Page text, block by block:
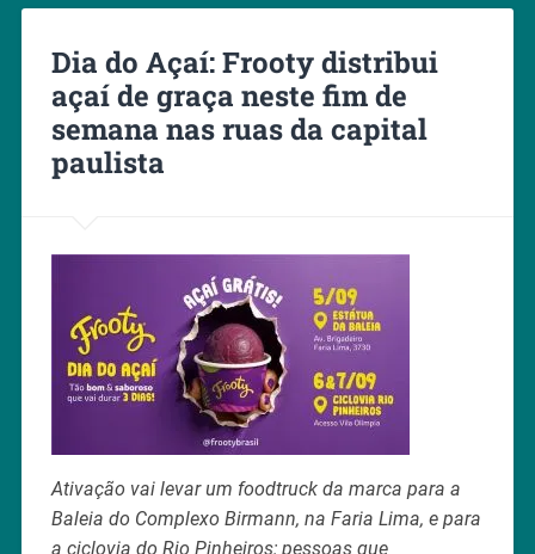
Dia do Açaí: Frooty distribui
açaí de graça neste fim de
semana nas ruas da capital
paulista
Ativação vai levar um foodtruck da marca para a
Baleia do Complexo Birmann, na Faria Lima, e para
a ciclovia do Rio Pinheiros; pessoas que